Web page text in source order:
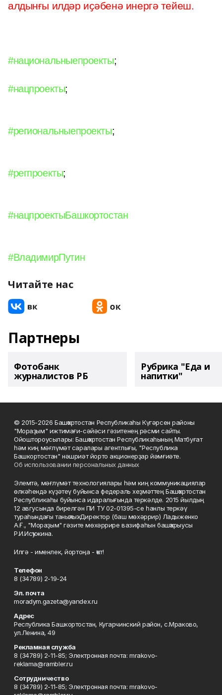
алдынғы илдәр иҫәбенә инергә тейеш.
#национальныепроекты;
#нацпроекты;
#региональныепроекты;
#регпроекты;
#нацпроектыБашкортостан
#ВладимирПутин
Читайте нас
Партнеры
Фотобанк
журналистов РБ
Рубрика "Еда и
напитки"
© 2015-2026 Башҡортостан Республикаһы Күгәрсен районы
"Мораҙым" ижтимағи-сәйәси гәзитенең рәсми сайты.
Ойоштороусылары: Башҡортостан Республикаһының Матбуғат
һәм киң мәғлүмәт саралары агентлығы, "Республика
Башкортостан" нәшриәт йорто акционерҙар йәмғиәте.
Об использовании персональных данных
Элемтә, мәғлүмәт технологиялары һәм киң коммуникациялар
өлкәһендә күҙәтеү буйынса федераль хеҙмәттең Башҡортостан
Республикаһы буйынса идаралығында теркәлде. 2015 йылдың
12 авгусында бирелгән ПИ ТУ 02-01395-се һанлы теркәү
тураһындағы таныҡлыҡ. Директор (баш мөхәррир) Ладыженко
А.Ғ., "Мораҙым" гәзите мөхәррире вазифаһын башҡарыусы
Р.И.Исҡужина.
Илгә - именлек, йортоңа - ҡот!
Телефон
8 (34789) 2-19-24
Эл. почта
moradym.gazeta@yandex.ru
Адрес
Республика Башкортостан, Кугарчинский район, с.Мраково,
ул.Ленина, 49
Рекламная служба
8 (34789) 2-11-85; Электронная почта: mrakovo-
reklama@rambler.ru
Сотрудничество
8 (34789) 2-11-85; Электронная почта: mrakovo-